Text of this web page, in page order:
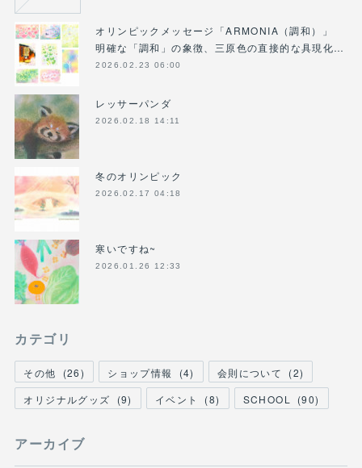
オリンピックメッセージ「ARMONIA（調和）」
明確な「調和」の象徴、三原色の直接的な具現化…
2026.02.23 06:00
レッサーパンダ
2026.02.18 14:11
冬のオリンピック
2026.02.17 04:18
寒いですね~
2026.01.26 12:33
カテゴリ
その他 (26) ショップ情報 (4) 会則について (2)
オリジナルグッズ
(9) イベント (8) SCHOOL (90)
アーカイブ